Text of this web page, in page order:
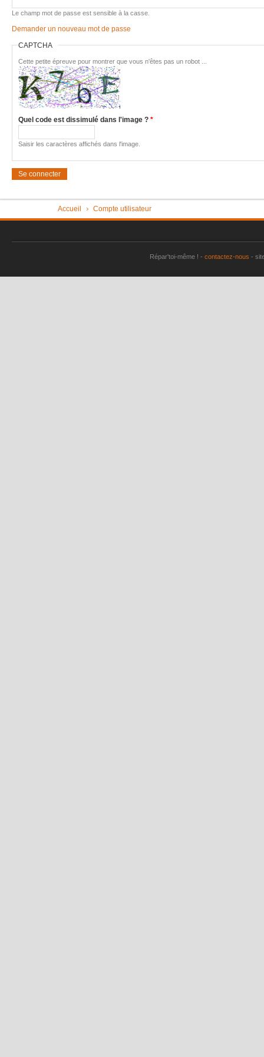
Imac très
Pièce
Friteuse
Porte de
Le champ mot de passe est sensible à la casse.
Demander un nouveau mot de passe
CAPTCHA
Cette petite épreuve pour montrer que vous n'êtes pas un robot ...
Quel code est dissimulé dans l'image ? *
Saisir les caractères affichés dans l'image.
Accueil Compte utilisateur
Répar'toi-même ! - contactez-nous -